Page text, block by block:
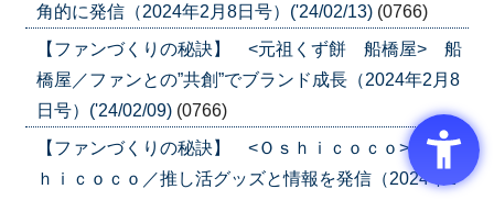
角的に発信（2024年2月8日号）('24/02/13) (0766)
【ファンづくりの秘訣】 <元祖くず餅 船橋屋> 船
橋屋／ファンとの”共創”でブランド成長（2024年2月8
日号）('24/02/09) (0766)
【ファンづくりの秘訣】 <Ｏｓｈｉｃｏｃｏ> Ｏｓ
ｈｉｃｏｃｏ／推し活グッズと情報を発信（2024年2